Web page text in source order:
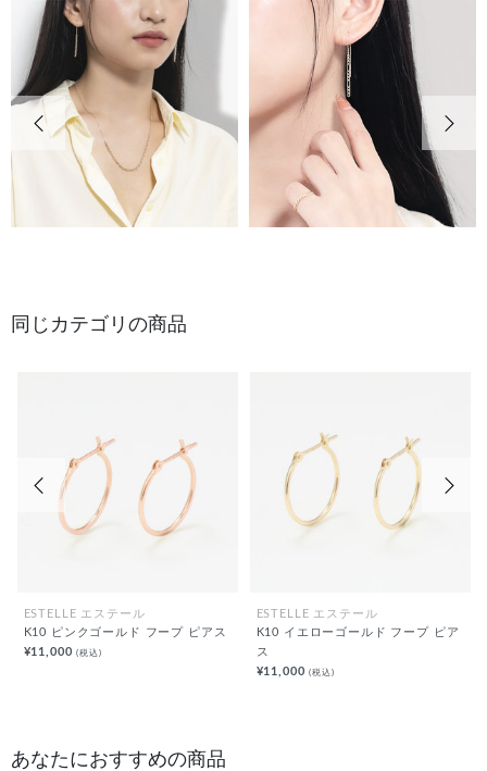
前の画像
同じカテゴリの商品
ESTELLE エステール
K10 ピンクゴールド フープ ピアス
¥11,000(税込)
ESTELLE エステール
K10 イエローゴールド フープ ピア
ス
¥11,000(税込)
前の画像
あなたにおすすめの商品